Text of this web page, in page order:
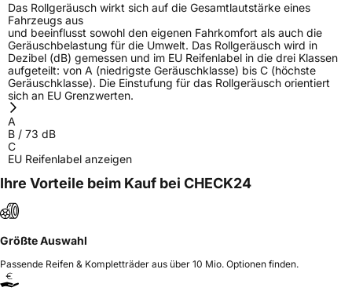
Das Rollgeräusch wirkt sich auf die Gesamtlautstärke eines
Fahrzeugs aus
und beeinflusst sowohl den eigenen Fahrkomfort als auch die
Geräuschbelastung für die Umwelt. Das Rollgeräusch wird in
Dezibel (dB) gemessen und im EU Reifenlabel in die drei Klassen
aufgeteilt: von A (niedrigste Geräuschklasse) bis C (höchste
Geräuschklasse). Die Einstufung für das Rollgeräusch orientiert
sich an EU Grenzwerten.
A
B / 73 dB
C
EU Reifenlabel anzeigen
Ihre Vorteile beim Kauf bei CHECK24
Größte Auswahl
Passende Reifen & Kompletträder aus über 10 Mio. Optionen finden.